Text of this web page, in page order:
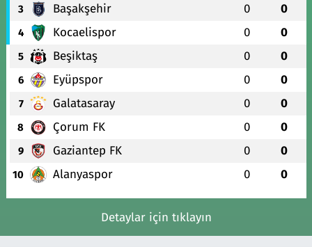
3 Başakşehir 0 0
4 Kocaelispor 0 0
5 Beşiktaş 0 0
6 Eyüpspor 0 0
7 Galatasaray 0 0
8 Çorum FK 0 0
9 Gaziantep FK 0 0
10 Alanyaspor 0 0
Detaylar için tıklayın